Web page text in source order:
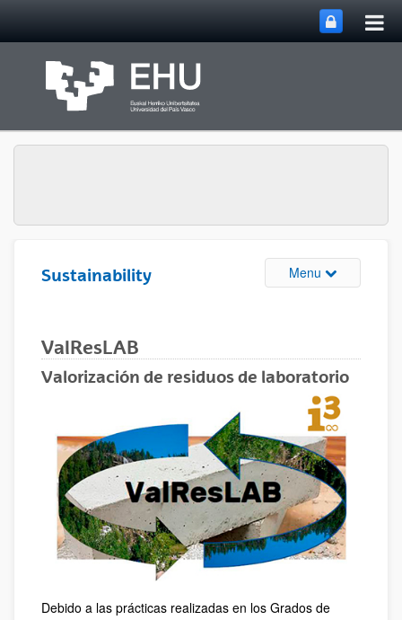
Sustainability Menu Toggle site
ValResLAB
Valorización de residuos de laboratorio
Debido a las prácticas realizadas en los Grados de